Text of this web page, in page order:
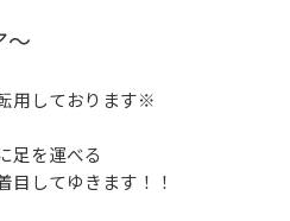
～
用しております※
足を運べる
目してゆきます！！